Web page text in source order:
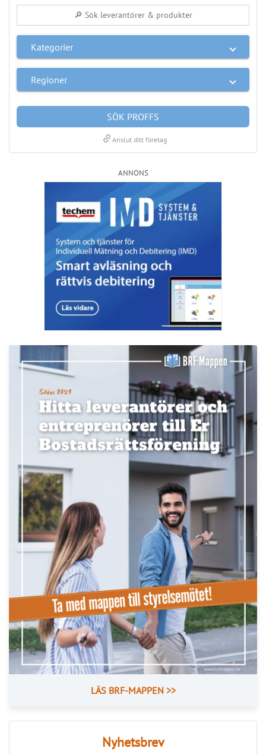
ANNONS
Läs fler nyheter
Så kan IMD stärka föreningens ekonomi
Publicerad : 6 aug. 2026, 09:42
Så kan IMD stärka föreningens
ekonomi
Med IMD kan bostadsrättsföreningar få bättre
kontroll över kostnaderna och skapa en mer
rättvis fördelning mellan hushållen.
traditionell fastighetsförvaltning med allt från grönyteskötsel
brandskyddsarbete. På senare år har stigande
energikostnader och ett ökat fokus på hållbarhet också
gjort energioptimering, solceller och individuell mätning